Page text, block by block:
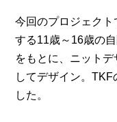
今回のプロジェクト
する11歳～16歳の
をもとに、ニット
してデザイン。
した。